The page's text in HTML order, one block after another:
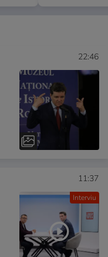
22:46
Interviu
11:37